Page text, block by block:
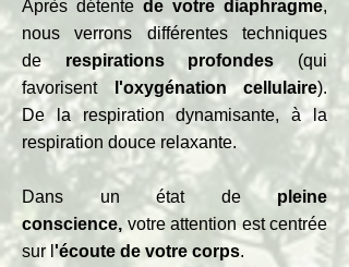
Après détente de votre diaphragme,
nous verrons différentes techniques
de respirations profondes (qui
favorisentl'oxygénation cellulaire).
De la respiration dynamisante, à la
respiration douce relaxante.
Dans un état depleine
conscience, votre attention est centrée
sur l 'écoute de votre corps.